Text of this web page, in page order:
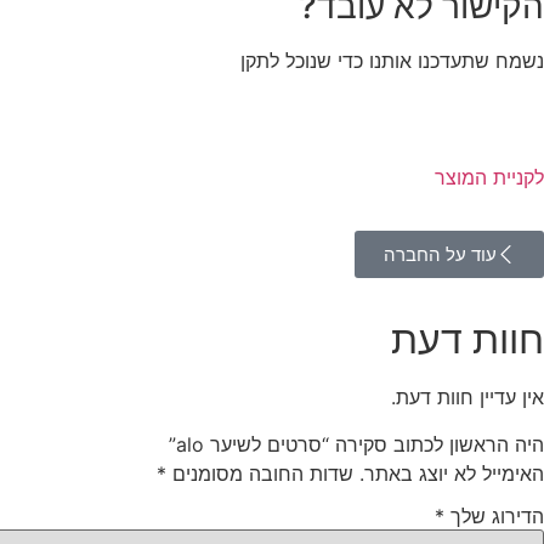
נשמח שתעדכנו אותנו כדי שנוכל לתקן
לקניית המוצר
עוד על החברה
חוות דעת
אין עדיין חוות דעת.
היה הראשון לכתוב סקירה “סרטים לשיער alo”
האימייל לא יוצג באתר. שדות החובה מסומנים *
הדירוג שלך *